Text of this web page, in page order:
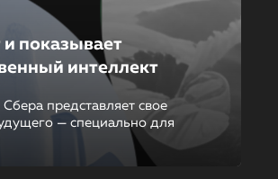
и показывает
интеллект
представляет свое
— специально для